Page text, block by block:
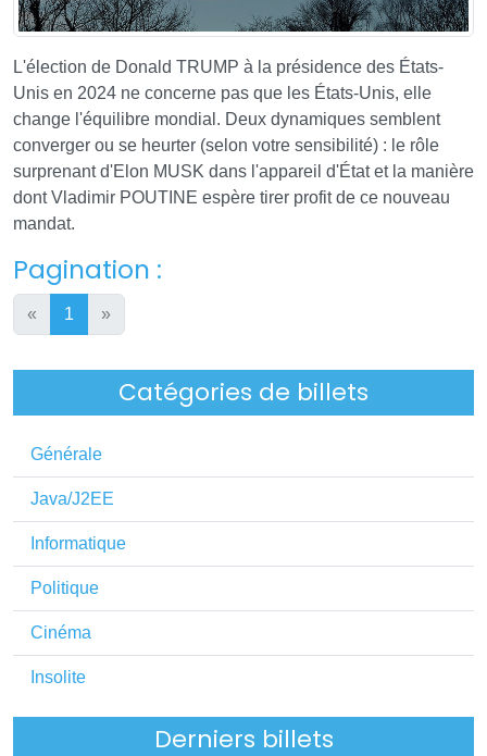
L'élection de Donald TRUMP à la présidence des États-
Unis en 2024 ne concerne pas que les États-Unis, elle
change l'équilibre mondial. Deux dynamiques semblent
converger ou se heurter (selon votre sensibilité) : le rôle
surprenant d'Elon MUSK dans l'appareil d'État et la manière
dont Vladimir POUTINE espère tirer profit de ce nouveau
mandat.
Pagination :
« 1 »
Catégories de billets
Générale
Java/J2EE
Informatique
Politique
Cinéma
Insolite
Derniers billets